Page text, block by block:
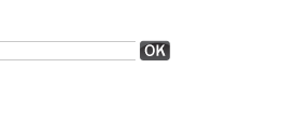
SACD Théâtre : les